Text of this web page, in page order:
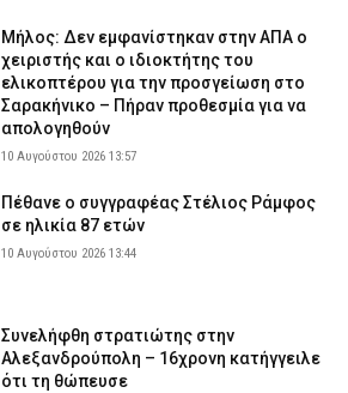
Μήλος: Δεν εμφανίστηκαν στην ΑΠΑ ο
χειριστής και ο ιδιοκτήτης του
ελικοπτέρου για την προσγείωση στο
Σαρακήνικο – Πήραν προθεσμία για να
απολογηθούν
10 Αυγούστου 2026 13:57
Πέθανε ο συγγραφέας Στέλιος Ράμφος
σε ηλικία 87 ετών
10 Αυγούστου 2026 13:44
Συνελήφθη στρατιώτης στην
Αλεξανδρούπολη – 16χρονη κατήγγειλε
ότι τη θώπευσε